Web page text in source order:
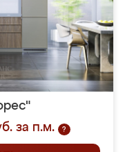
за п.м.
?